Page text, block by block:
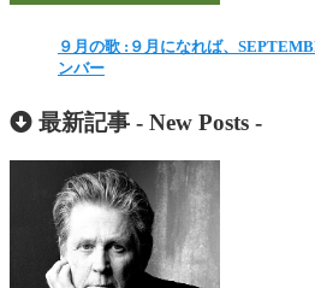
９月の歌 :９月になれば、
ンバー
最新記事 - New Posts -